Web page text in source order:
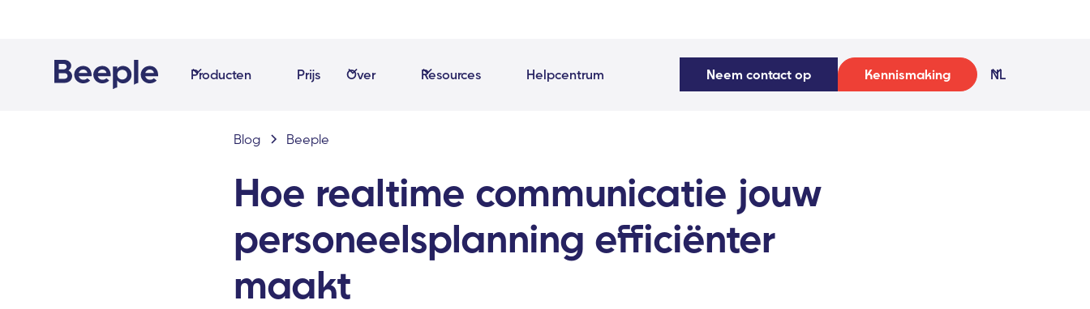
Producten Prijs Over Resources Helpcentrum Neem contact op Kennismaking NL
Blog Beeple
Hoe realtime communicatie jouw
personeelsplanning efficiënter
maakt